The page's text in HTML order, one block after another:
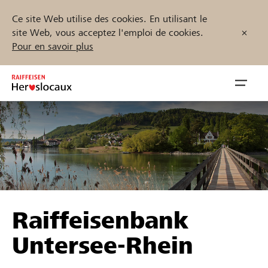
Ce site Web utilise des cookies. En utilisant le
site Web, vous acceptez l'emploi de cookies.
Pour en savoir plus
Inhalt
springen
öffnen
Parrainer
Soutien & assistance
Trouvez des projets et des organisations
Démarrez maintenant
Raiffeisenbank
Untersee-Rhein